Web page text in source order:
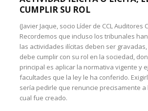
CUMPLIR SU ROL
(Javier Jaque, socio Líder de CCL Auditores
Recordemos que incluso los tribunales
las actividades ilícitas deben ser gravadas,
debe cumplir con su rol en la sociedad,
principal es aplicar la normativa vigente y
facultades que la ley le ha conferido.
sería pedirle que renuncie precisamente
cual fue creado.